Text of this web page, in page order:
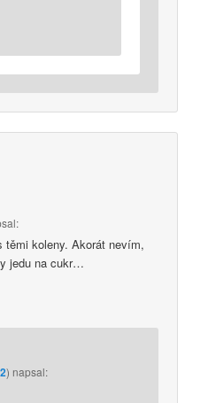
koleny. Akorát nevím,
jedu na cukr…
) napsal: